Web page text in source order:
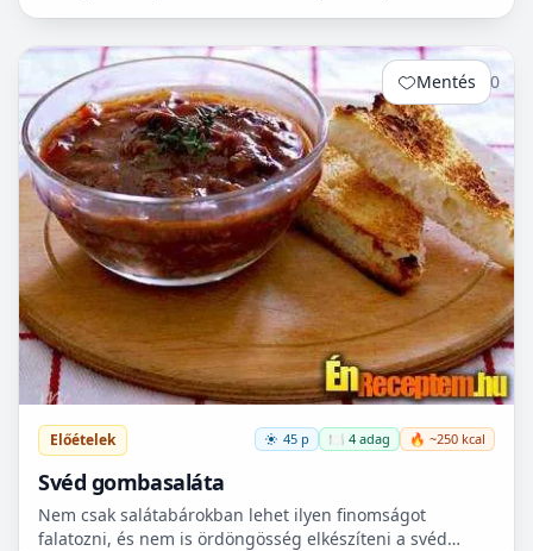
Mentés 0
Előételek 45 p 🍽️ 4 adag 🔥 ~250 kcal
Svéd gombasaláta
Nem csak salátabárokban lehet ilyen finomságot
falatozni, és nem is ördöngösség elkészíteni a svéd